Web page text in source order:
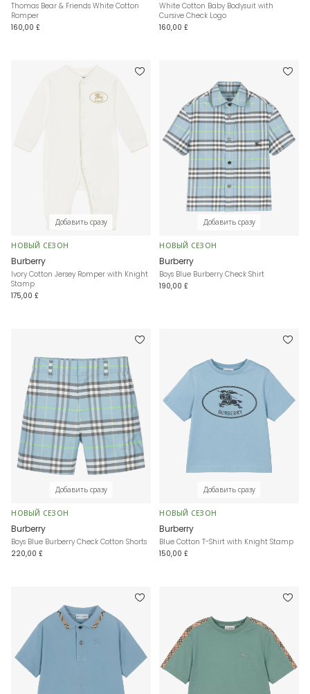
Thomas Bear & Friends White Cotton
Romper
160,00 £
White Cotton Baby Bodysuit with
Cursive Check Logo
160,00 £
Добавить сразу
НОВЫЙ СЕЗОН
Burberry
Ivory Cotton Jersey Romper with Knight
Stamp
175,00 £
Добавить сразу
НОВЫЙ СЕЗОН
Burberry
Boys Blue Burberry Check Shirt
190,00 £
Добавить сразу
НОВЫЙ СЕЗОН
Burberry
Boys Blue Burberry Check Cotton Shorts
220,00 £
Добавить сразу
НОВЫЙ СЕЗОН
Burberry
Blue Cotton T-Shirt with Knight Stamp
150,00 £